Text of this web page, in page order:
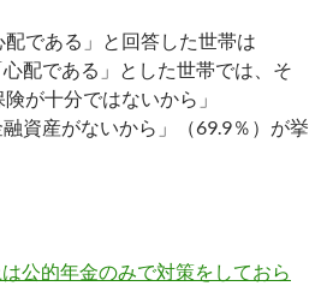
である」と回答した世帯は
配である」とした世帯では、そ
が十分ではないから」
融資産がないから」（69.9％）が挙
は公的年金のみで対策をしておら